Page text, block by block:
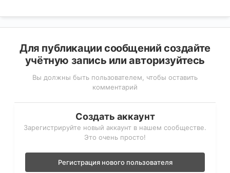
Для публикации сообщений создайте
учётную запись или авторизуйтесь
Вы должны быть пользователем, чтобы оставить
комментарий
Создать аккаунт
Зарегистрируйте новый аккаунт в нашем сообществе.
Это очень просто!
Регистрация нового пользователя